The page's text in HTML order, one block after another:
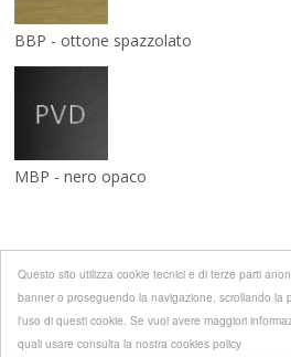
Questo sito utilizza cookie tecnici e di terze parti
banner o proseguendo la navigazione, scrollando la
l'uso di questi cookie. Se vuoi avere maggiori
quali usare consulta la nostra cookies policy
BBP - ottone spazzolato
MBP - nero opaco